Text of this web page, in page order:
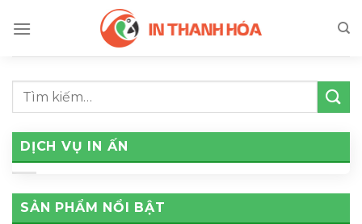
DỊCH VỤ IN ẤN
SẢN PHẨM NỔI BẬT